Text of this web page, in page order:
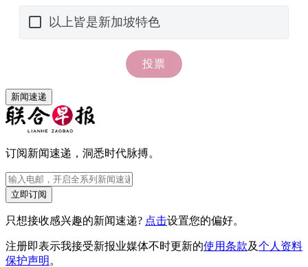
新闻速递
订阅新闻速递，洞悉时代脉搏。
立即订阅
只想接收感兴趣的新闻速递? 点击设置您的偏好。
注册即表示我接受新报业媒体不时更新的使用条款及个人资料
保护声明 。